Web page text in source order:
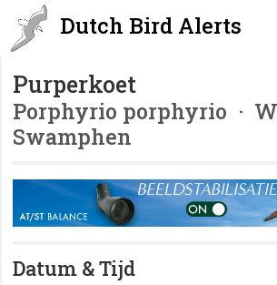
Dutch Bird Alerts
Purperkoet
Porphyrio porphyrio ·
Swamphen
Datum & Tijd